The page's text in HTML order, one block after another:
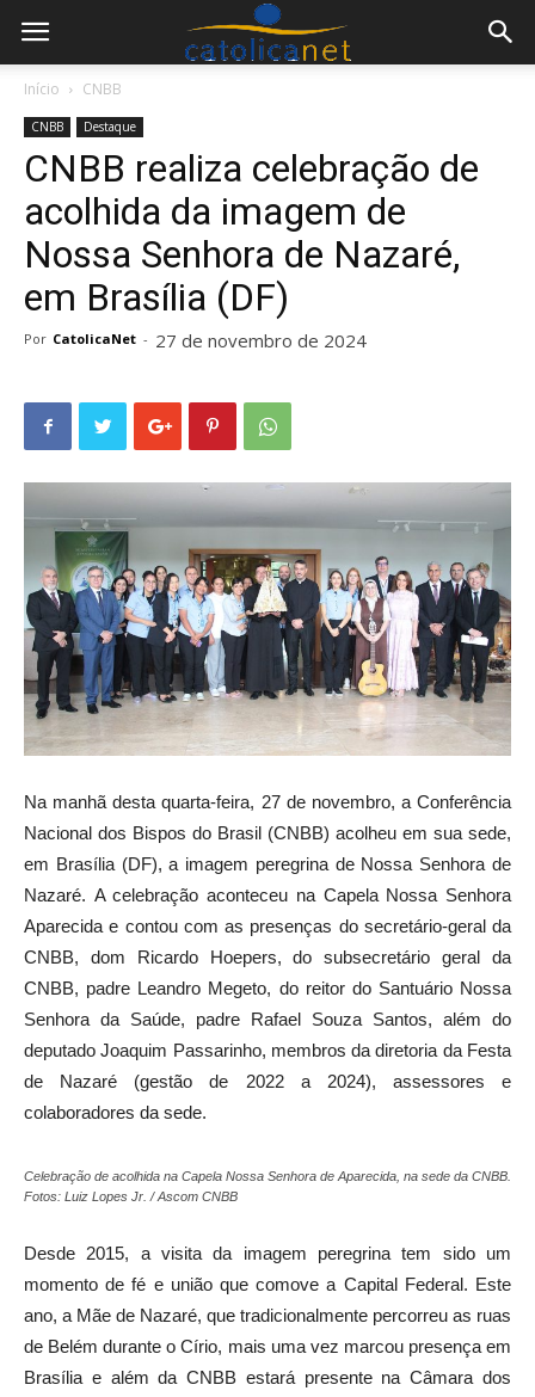
Início CNBB
CNBB Destaque
CNBB realiza celebração de
acolhida da imagem de
Nossa Senhora de Nazaré,
em Brasília (DF)
Por CatolicaNet - 27 de novembro de 2024
Na manhã desta quarta-feira, 27 de novembro, a Conferência
Nacional dos Bispos do Brasil (CNBB) acolheu em sua sede,
em Brasília (DF), a imagem peregrina de Nossa Senhora de
Nazaré. A celebração aconteceu na Capela Nossa Senhora
Aparecida e contou com as presenças do secretário-geral da
CNBB, dom Ricardo Hoepers, do subsecretário geral da
CNBB, padre Leandro Megeto, do reitor do Santuário Nossa
Senhora da Saúde, padre Rafael Souza Santos, além do
deputado Joaquim Passarinho, membros da diretoria da Festa
de Nazaré (gestão de 2022 a 2024), assessores e
colaboradores da sede.
Celebração de acolhida na Capela Nossa Senhora de Aparecida, na sede da CNBB.
Fotos: Luiz Lopes Jr. / Ascom CNBB
Desde 2015, a visita da imagem peregrina tem sido um
momento de fé e união que comove a Capital Federal. Este
ano, a Mãe de Nazaré, que tradicionalmente percorreu as ruas
de Belém durante o Círio, mais uma vez marcou presença em
Brasília e além da CNBB estará presente na Câmara dos